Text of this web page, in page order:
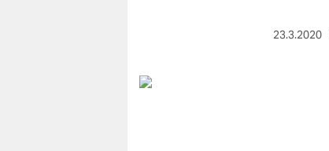
berlin
23.3.2020